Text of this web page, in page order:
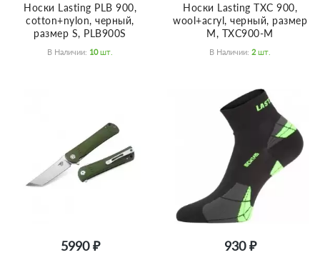
Носки Lasting PLB 900,
cotton+nylon, черный,
размер S, PLB900S
В Наличии: 10 Шт.
Носки Lasting TXC 900,
wool+acryl, черный, размер
M, TXC900-M
В Наличии: 2 Шт.
5990 ₽ 930 ₽